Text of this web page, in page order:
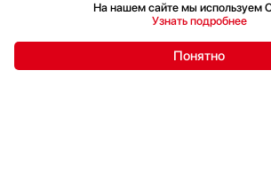
На нашем сайте мы используем
Узнать подробнее
Понятно